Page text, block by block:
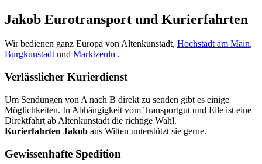
Jakob Eurotransport und Kurierfahrten
Wir bedienen ganz Europa von Altenkunstadt, Hochstadt am Main,
Burgkunstadtund Marktzeuln .
Verlässlicher Kurierdienst
Um Sendungen von A nach B direkt zu senden gibt es einige
Möglichkeiten. In Abhängigkeit vom Transportgut und Eile ist eine
Direktfahrt ab Altenkunstadt die richtige Wahl.
Kurierfahrten Jakob aus Witten unterstützt sie gerne.
Gewissenhafte Spedition